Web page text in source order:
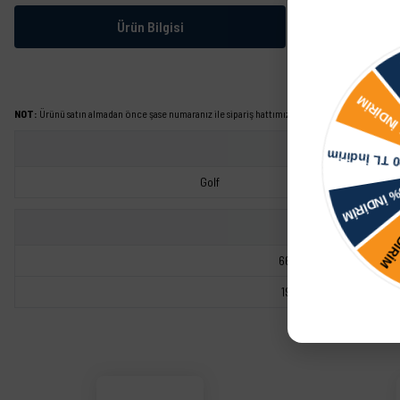
Ürün Bilgisi
NOT: Ürünü satın almadan önce şase numaranız ile sipariş hattımızdan kontrol ettirmeniz
Golf
66981102101
191698151L